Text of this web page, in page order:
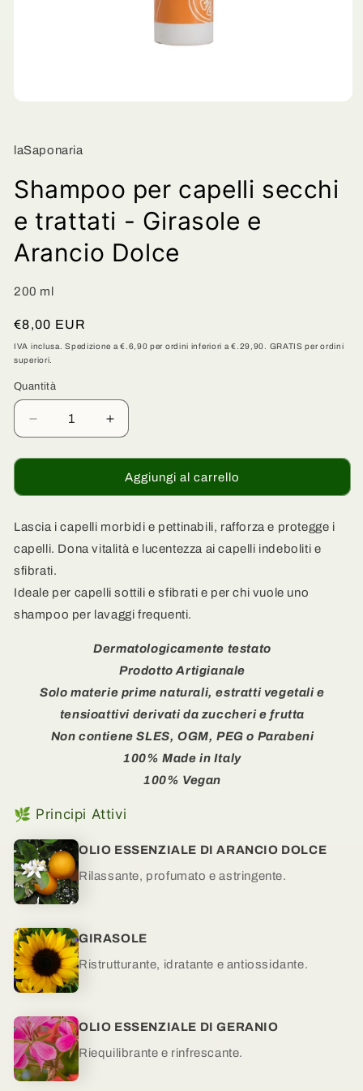
1
in
modale
laSaponaria
Shampoo per capelli secchi
e trattati - Girasole e
Arancio Dolce
200 ml
Prezzo
di
listino
€8,00 EUR
IVA inclusa. Spedizione a €.6,90 per ordini inferiori a €.29,90. GRATIS per ordini
superiori.
Quantità
Quantità
Diminuisci
quantità
per
per
secchi
e
trattati
-
Girasole
e
Aumenta
quantità
per
Shampoo
per
secchi
e
Girasole
e
Dolce
Aggiungi al carrello
Lascia i capelli morbidi e pettinabili, rafforza e protegge i
capelli. Dona vitalità e lucentezza ai capelli indeboliti e
sfibrati.
Ideale per capelli sottili e sfibrati e per chi vuole uno
shampoo per lavaggi frequenti.
Dermatologicamente testato
Prodotto Artigianale
Solo materie prime naturali, estratti vegetali e
tensioattivi derivati da zuccheri e frutta
Non contiene SLES, OGM, PEG o Parabeni
100% Made in Italy
100% Vegan
🌿 Principi Attivi
OLIO ESSENZIALE DI ARANCIO DOLCE
Rilassante, profumato e astringente.
GIRASOLE
Ristrutturante, idratante e antiossidante.
OLIO ESSENZIALE DI GERANIO
Riequilibrante e rinfrescante.